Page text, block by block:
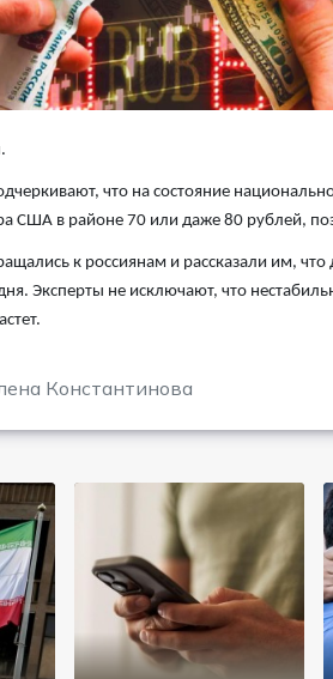
что на состояние
США в районе 70 или даже 80 рублей,
к россиянам и рассказали им,
Эксперты не исключают, что
Константинова